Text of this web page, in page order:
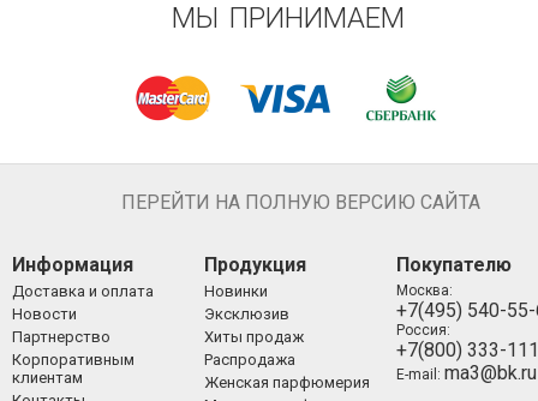
МЫ ПРИНИМАЕМ
ПЕРЕЙТИ НА ПОЛНУЮ ВЕРСИЮ САЙТА
Информация
Доставка и оплата
Новости
Партнерство
Корпоративным
клиентам
Продукция
Новинки
Эксклюзив
Хиты продаж
Распродажа
Женская парфюмерия
Покупателю
Москва:
+7(495) 540-
Россия:
+7(800) 333-
E-mail: ma3@bk.ru